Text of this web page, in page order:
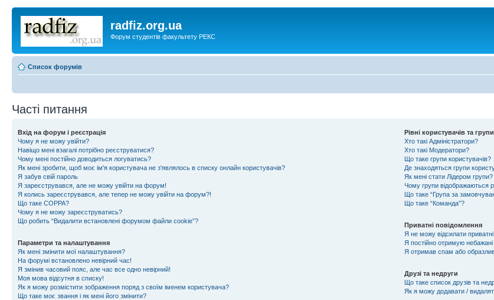
radfiz.org.ua
Форум студентів факультету РЕКС
Список форумів
Часті питання
Вхід на форум і реєстрація
Чому я не можу увійти?
Навіщо мені взагалі потрібно реєструватися?
Чому мені постійно доводиться логуватись?
Як мені зробити, щоб моє ім'я користувача не з'являлось в списку онлайн користувачів?
Я забув свій пароль
Я зареєструвався, але не можу увійти на форум!
Я колись зареєструвався, але тепер не можу увійти на форум?!
Що таке COPPA?
Чому я не можу зареєструватись?
Що робить “Видалити встановлені форумом файли cookie”?
Параметри та налаштування
Як мені змінити мої налаштування?
На форумі встановлено невірний час!
Я змінив часовий пояс, але час все одно невірний!
Моя мова відсутня в списку!
Як я можу розмістити зображення поряд з своїм іменем користувача?
Що таке моє звання і як мені його змінити?
Рівні користувачів та групи
Хто такі Адміністратори?
Хто такі Модератори?
Що таке групи користувачів?
Де знаходяться групи
Як мені стати Лідером групи?
Чому групи відображаються
Що таке “Група за
Що таке “Команда”?
Приватні повідомлення
Я не можу відсилати
Я постійно отримую небажані
Я отримав спам або
Друзі та недруги
Що таке список друзів та
Як я можу додавати /